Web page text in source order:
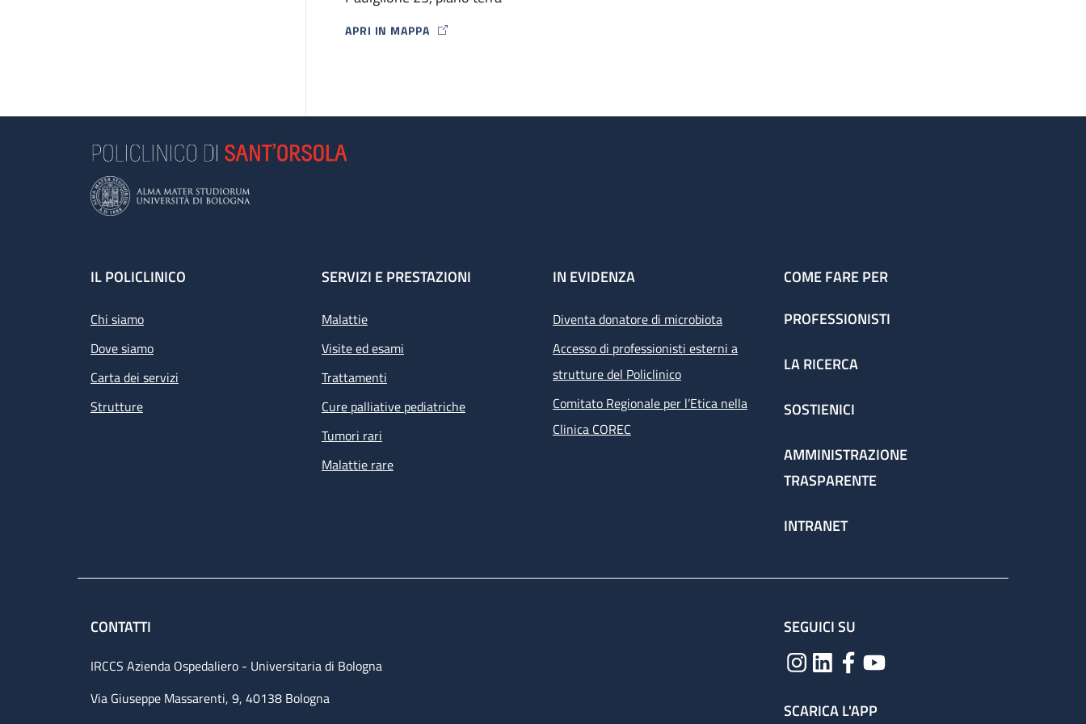
Cuori.
APRI IN MAPPA
MAP ICON
Footer
IL POLICLINICO
Chi siamo
Dove siamo
Carta dei servizi
Strutture
SERVIZI E PRESTAZIONI
Malattie
Visite ed esami
Trattamenti
Cure palliative pediatriche
Tumori rari
Malattie rare
IN EVIDENZA
Diventa donatore di microbiota
Accesso di professionisti esterni a
strutture del Policlinico
Comitato Regionale per l’Etica nella
Clinica COREC
COME FARE PER
PROFESSIONISTI
LA RICERCA
SOSTIENICI
AMMINISTRAZIONE
TRASPARENTE
INTRANET
CONTATTI
IRCCS Azienda Ospedaliero - Universitaria di Bologna
Via Giuseppe Massarenti, 9, 40138 Bologna
SEGUICI SU
SCARICA L'APP